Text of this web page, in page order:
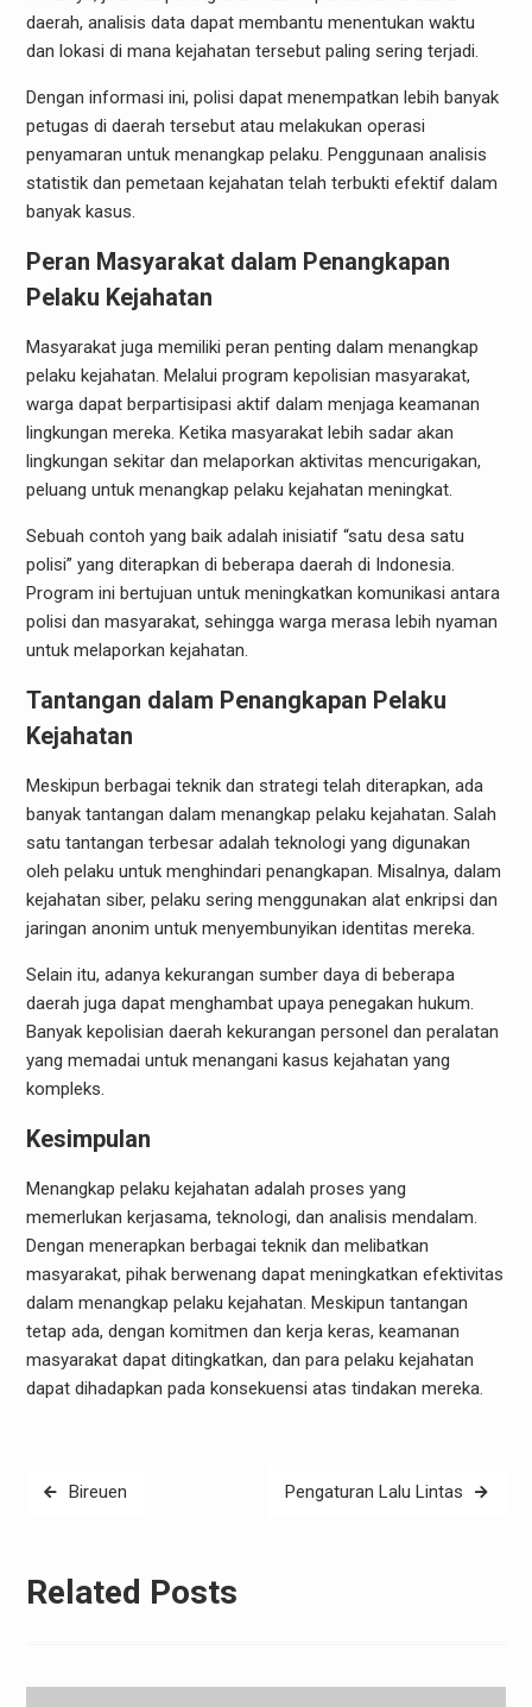
daerah, analisis data dapat membantu menentukan waktu
dan lokasi di mana kejahatan tersebut paling sering terjadi.
Dengan informasi ini, polisi dapat menempatkan lebih banyak
petugas di daerah tersebut atau melakukan operasi
penyamaran untuk menangkap pelaku. Penggunaan analisis
statistik dan pemetaan kejahatan telah terbukti efektif dalam
banyak kasus.
Peran Masyarakat dalam Penangkapan
Pelaku Kejahatan
Masyarakat juga memiliki peran penting dalam menangkap
pelaku kejahatan. Melalui program kepolisian masyarakat,
warga dapat berpartisipasi aktif dalam menjaga keamanan
lingkungan mereka. Ketika masyarakat lebih sadar akan
lingkungan sekitar dan melaporkan aktivitas mencurigakan,
peluang untuk menangkap pelaku kejahatan meningkat.
Sebuah contoh yang baik adalah inisiatif “satu desa satu
polisi” yang diterapkan di beberapa daerah di Indonesia.
Program ini bertujuan untuk meningkatkan komunikasi antara
polisi dan masyarakat, sehingga warga merasa lebih nyaman
untuk melaporkan kejahatan.
Tantangan dalam Penangkapan Pelaku
Kejahatan
Meskipun berbagai teknik dan strategi telah diterapkan, ada
banyak tantangan dalam menangkap pelaku kejahatan. Salah
satu tantangan terbesar adalah teknologi yang digunakan
oleh pelaku untuk menghindari penangkapan. Misalnya, dalam
kejahatan siber, pelaku sering menggunakan alat enkripsi dan
jaringan anonim untuk menyembunyikan identitas mereka.
Selain itu, adanya kekurangan sumber daya di beberapa
daerah juga dapat menghambat upaya penegakan hukum.
Banyak kepolisian daerah kekurangan personel dan peralatan
yang memadai untuk menangani kasus kejahatan yang
kompleks.
Kesimpulan
Menangkap pelaku kejahatan adalah proses yang
memerlukan kerjasama, teknologi, dan analisis mendalam.
Dengan menerapkan berbagai teknik dan melibatkan
masyarakat, pihak berwenang dapat meningkatkan efektivitas
dalam menangkap pelaku kejahatan. Meskipun tantangan
tetap ada, dengan komitmen dan kerja keras, keamanan
masyarakat dapat ditingkatkan, dan para pelaku kejahatan
dapat dihadapkan pada konsekuensi atas tindakan mereka.
PostBireuen Pengaturan Lalu Lintas
Related Posts